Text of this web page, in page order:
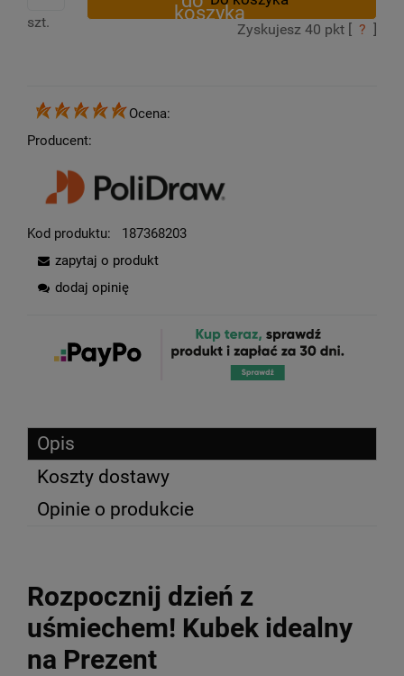
szt. Zyskujesz 40 pkt [ ? ]
Ocena:
Producent:
Kod produktu:
187368203
zapytaj o produkt
dodaj opinię
Opis
Koszty dostawy
Opinie o produkcie
Rozpocznij dzień z
uśmiechem! Kubek idealny
na Prezent